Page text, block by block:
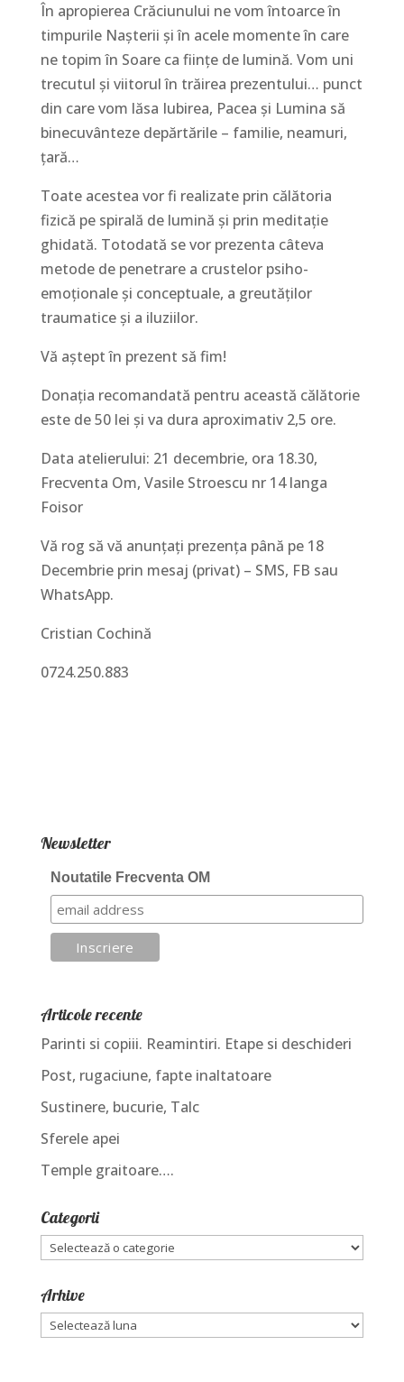
În apropierea Crăciunului ne vom întoarce în
timpurile Nașterii și în acele momente în care
ne topim în Soare ca ființe de lumină. Vom uni
trecutul și viitorul în trăirea prezentului… punct
din care vom lăsa Iubirea, Pacea și Lumina să
binecuvânteze depărtările – familie, neamuri,
țară…
Toate acestea vor fi realizate prin călătoria
fizică pe spirală de lumină și prin meditație
ghidată. Totodată se vor prezenta câteva
metode de penetrare a crustelor psiho-
emoționale și conceptuale, a greutăților
traumatice și a iluziilor.
Vă aștept în prezent să fim!
Donația recomandată pentru această călătorie
este de 50 lei și va dura aproximativ 2,5 ore.
Data atelierului: 21 decembrie, ora 18.30,
Frecventa Om, Vasile Stroescu nr 14 langa
Foisor
Vă rog să vă anunțați prezența până pe 18
Decembrie prin mesaj (privat) – SMS, FB sau
WhatsApp.
Cristian Cochină
0724.250.883
Newsletter
Noutatile Frecventa OM
Articole recente
Parinti si copiii. Reamintiri. Etape si deschideri
Post, rugaciune, fapte inaltatoare
Sustinere, bucurie, Talc
Sferele apei
Temple graitoare….
Categorii
Categorii
Arhive
Arhive